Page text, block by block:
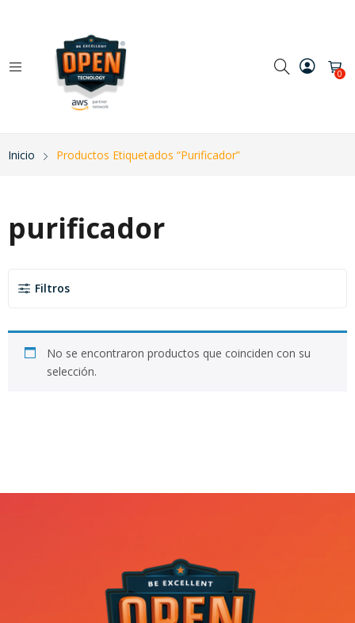
0
Inicio Productos Etiquetados “purificador”
purificador
Filtros
No se encontraron productos que coinciden con su
selección.